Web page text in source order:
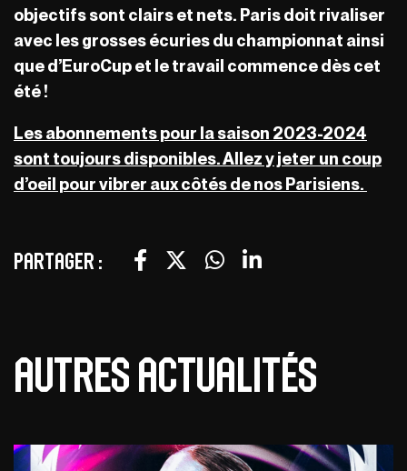
objectifs sont clairs et nets. Paris doit rivaliser
avec les grosses écuries du championnat ainsi
que d’EuroCup et le travail commence dès cet
été !
Les abonnements pour la saison 2023-2024
sont toujours disponibles. Allez y jeter un coup
d’oeil pour vibrer aux côtés de nos Parisiens.
Partager :
Autres actualités